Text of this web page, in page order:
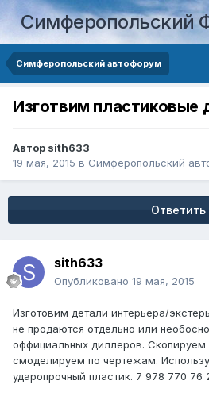
Симферопольский
Симферопольский автофорум
Изготвим пластиковые
Автор sith633
19 мая, 2015 в Симферопольский
Ответить
sith633
Опубликовано 19 мая, 2015
Изготовим детали интерьера/
не продаются отдельно или
оффициальных диллеров.
смоделируем по чертежам.
ударопрочный пластик. 7 978 770 76